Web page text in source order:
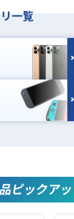
一覧
ピックア